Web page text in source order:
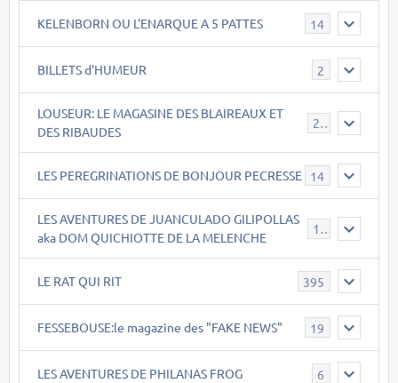
KELENBORN OU L'ENARQUE A 5 PATTES 14
BILLETS d'HUMEUR 2
LOUSEUR: LE MAGASINE DES BLAIREAUX ET
DES RIBAUDES
21
LES PEREGRINATIONS DE BONJOUR PECRESSE 14
LES AVENTURES DE JUANCULADO GILIPOLLAS
aka DOM QUICHIOTTE DE LA MELENCHE
119
LE RAT QUI RIT 395
FESSEBOUSE:le magazine des "FAKE NEWS" 19
LES AVENTURES DE PHILANAS FROG 6